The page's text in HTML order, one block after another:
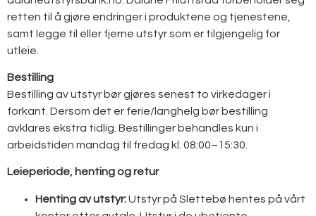
retten til å gjøre endringer i produktene og tjenestene,
samt legge til eller fjerne utstyr som er tilgjengelig for
utleie.
Bestilling
Bestilling av utstyr bør gjøres senest to virkedager i
forkant. Dersom det er ferie/langhelg bør bestilling
avklares ekstra tidlig. Bestillinger behandles kun i
arbeidstiden mandag til fredag kl. 08:00–15:30.
Leieperiode, henting og retur
Henting av utstyr:Utstyr på Slettebø hentes på vårt